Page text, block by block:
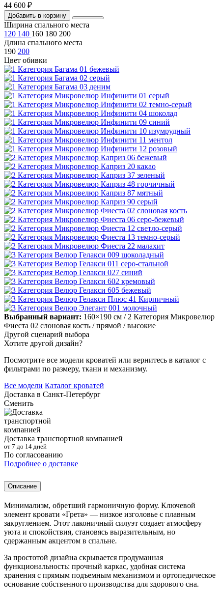
44 600 ₽
Добавить в корзину
Ширина спального места
120 140 160 180 200
Длина спального места
190 200
Цвет обивки
Выбранный вариант: 160×190 см / 2 Категория Микровелюр
Фиеста 02 слоновая кость / прямой / высокие
Другой сценарий выбора
Хотите другой дизайн?
Посмотрите все модели кроватей или вернитесь в каталог с
фильтрами по размеру, ткани и механизму.
Все модели Каталог кроватей
Доставка в Санкт-Петербург
Сменить
Доставка транспортной компанией
от 7 до 14 дней
По согласованию
Подробнее о доставке
Описание
Минимализм, обретший гармоничную форму. Ключевой
элемент кровати «Грета» — низкое изголовье с плавным
закруглением. Этот лаконичный силуэт создает атмосферу
уюта и спокойствия, становясь выразительным, но
сдержанным акцентом в спальне.
За простотой дизайна скрывается продуманная
функциональность: прочный каркас, удобная система
хранения с прямым подъемным механизмом и ортопедическое
основание собственного производства для здорового сна.